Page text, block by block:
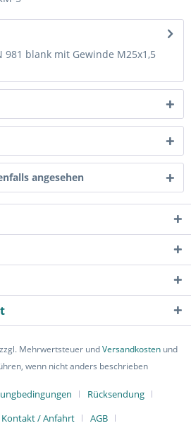
blank mit Gewinde M25x1,5
angesehen
Mehrwertsteuer undVersandkostenund
wenn nicht anders beschrieben
Rücksendung
Kontakt / Anfahrt AGB